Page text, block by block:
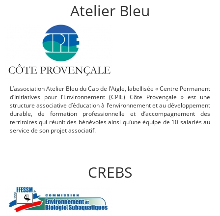
Atelier Bleu
L’association Atelier Bleu du Cap de l’Aigle, labellisée « Centre Permanent
d’Initiatives pour l’Environnement (CPIE) Côte Provençale » est une
structure associative d’éducation à l’environnement et au développement
durable, de formation professionnelle et d’accompagnement des
territoires qui réunit des bénévoles ainsi qu’une équipe de 10 salariés au
service de son projet associatif.
CREBS